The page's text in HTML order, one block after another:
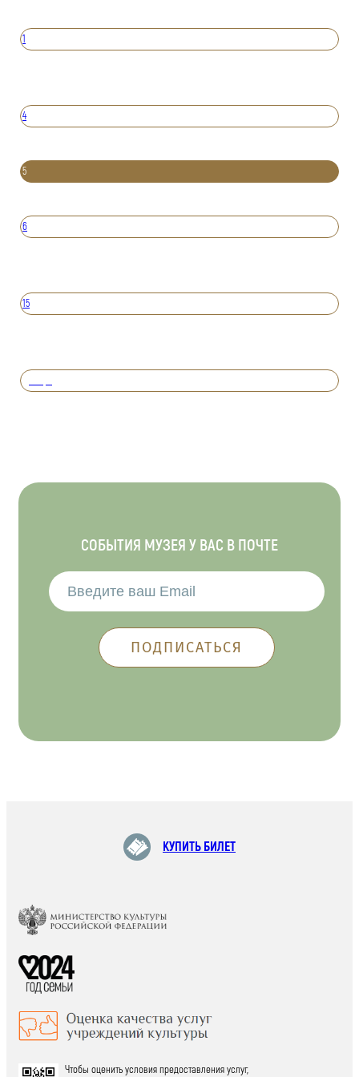
1
4
5
6
15
СОБЫТИЯ МУЗЕЯ У ВАС В ПОЧТЕ
КУПИТЬ БИЛЕТ
Чтобы оценить условия предоставления услуг,